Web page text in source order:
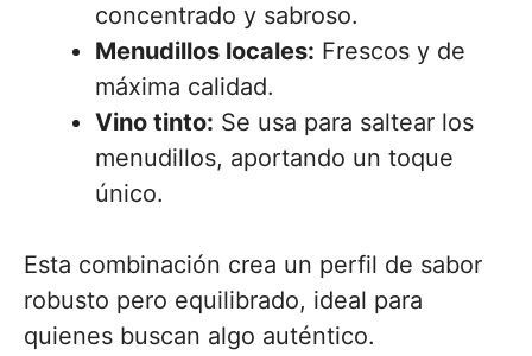
concentrado y sabroso.
Menudillos locales: Frescos y de
máxima calidad.
Vino tinto: Se usa para saltear los
menudillos, aportando un toque
único.
Esta combinación crea un perfil de sabor
robusto pero equilibrado, ideal para
quienes buscan algo auténtico.